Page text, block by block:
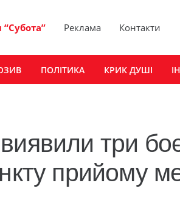
Реклама Контакти
ПОЛІТИКА КРИК ДУШІ
три
прийому